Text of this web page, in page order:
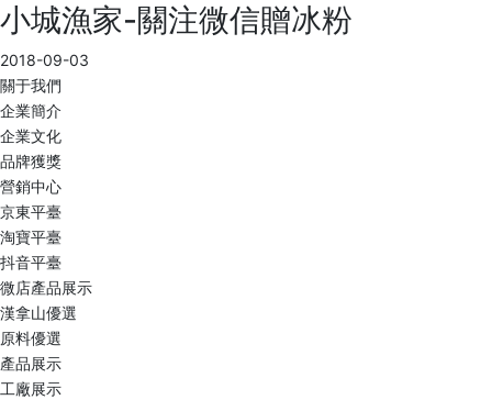
小城漁家-關注微信贈冰粉
2018-09-03
關于我們
企業簡介
企業文化
品牌獲獎
營銷中心
京東平臺
淘寶平臺
抖音平臺
微店產品展示
漢拿山優選
原料優選
產品展示
工廠展示